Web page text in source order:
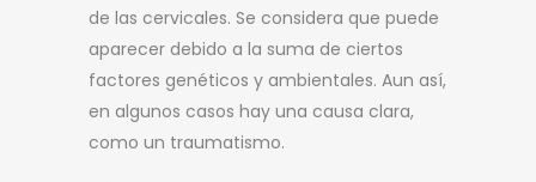
de las cervicales. Se considera que puede
aparecer debido a la suma de ciertos
factores genéticos y ambientales. Aun así,
en algunos casos hay una causa clara,
como un traumatismo.